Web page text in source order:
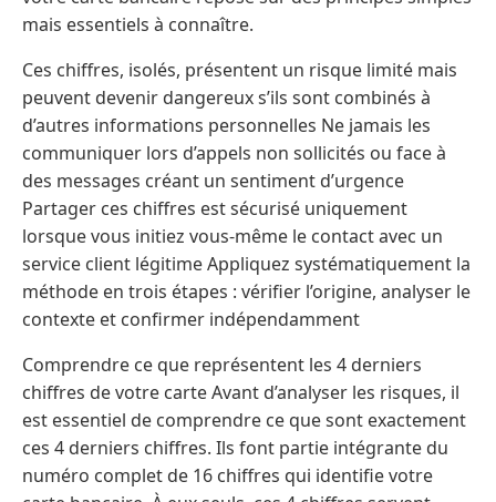
mais essentiels à connaître.
Ces chiffres, isolés, présentent un risque limité mais
peuvent devenir dangereux s’ils sont combinés à
d’autres informations personnelles Ne jamais les
communiquer lors d’appels non sollicités ou face à
des messages créant un sentiment d’urgence
Partager ces chiffres est sécurisé uniquement
lorsque vous initiez vous-même le contact avec un
service client légitime Appliquez systématiquement la
méthode en trois étapes : vérifier l’origine, analyser le
contexte et confirmer indépendamment
Comprendre ce que représentent les 4 derniers
chiffres de votre carte Avant d’analyser les risques, il
est essentiel de comprendre ce que sont exactement
ces 4 derniers chiffres. Ils font partie intégrante du
numéro complet de 16 chiffres qui identifie votre